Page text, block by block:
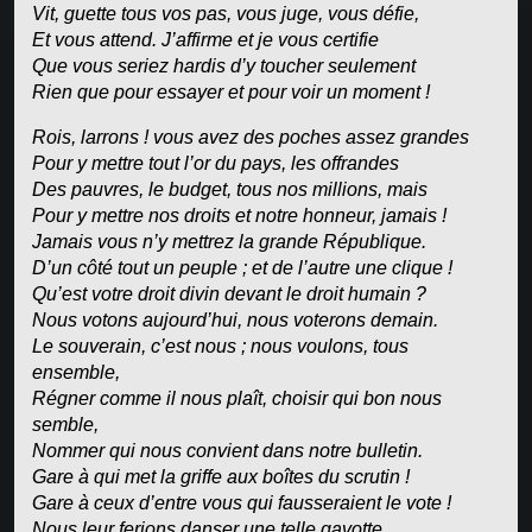
Vit, guette tous vos pas, vous juge, vous défie,
Et vous attend. J’affirme et je vous certifie
Que vous seriez hardis d’y toucher seulement
Rien que pour essayer et pour voir un moment !
Rois, larrons ! vous avez des poches assez grandes
Pour y mettre tout l’or du pays, les offrandes
Des pauvres, le budget, tous nos millions, mais
Pour y mettre nos droits et notre honneur, jamais !
Jamais vous n’y mettrez la grande République.
D’un côté tout un peuple ; et de l’autre une clique !
Qu’est votre droit divin devant le droit humain ?
Nous votons aujourd’hui, nous voterons demain.
Le souverain, c’est nous ; nous voulons, tous
ensemble,
Régner comme il nous plaît, choisir qui bon nous
semble,
Nommer qui nous convient dans notre bulletin.
Gare à qui met la griffe aux boîtes du scrutin !
Gare à ceux d’entre vous qui fausseraient le vote !